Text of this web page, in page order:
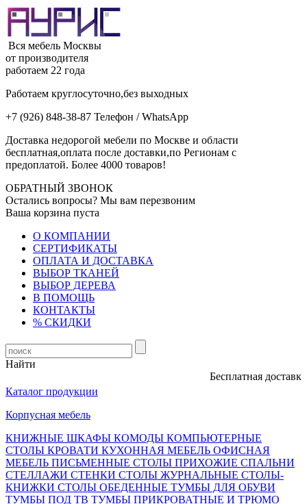
Вся мебель Москвы
от производителя
работаем 22 года
Работаем круглосуточно,без выходных
+7 (926) 848-38-87 Телефон / WhatsApp
Доставка недорогой мебели по Москве и области
бесплатная,оплата после доставки,по Регионам с
предоплатой. Более 4000 товаров!
ОБРАТНЫЙ ЗВОНОК
Остались вопросы? Мы вам перезвоним
Ваша корзина пуста
О КОМПАНИИ
СЕРТИФИКАТЫ
ОПЛАТА И ДОСТАВКА
ВЫБОР ТКАНЕЙ
ВЫБОР ДЕРЕВА
В ПОМОЩЬ
КОНТАКТЫ
% СКИДКИ
Найти
Бесплатная доставка,
Каталог продукции
Корпусная мебель
КНИЖНЫЕ ШКАФЫ КОМОДЫ КОМПЬЮТЕРНЫЕ
СТОЛЫ КРОВАТИ КУХОННАЯ МЕБЕЛЬ ОФИСНАЯ
МЕБЕЛЬ ПИСЬМЕННЫЕ СТОЛЫ ПРИХОЖИЕ СПАЛЬНИ
СТЕЛЛАЖИ СТЕНКИ СТОЛЫ ЖУРНАЛЬНЫЕ СТОЛЫ-
КНИЖКИ СТОЛЫ ОБЕДЕННЫЕ ТУМБЫ ДЛЯ ОБУВИ
ТУМБЫ ПОД ТВ ТУМБЫ ПРИКРОВАТНЫЕ И ТРЮМО